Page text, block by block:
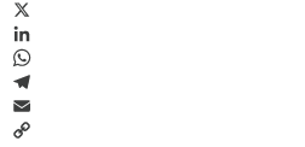
Facebook
X
LinkedIn
WhatsApp
Telegram
Email